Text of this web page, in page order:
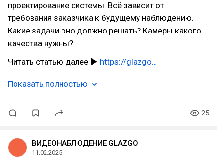
проектирование системы. Всё зависит от
требования заказчика к будущему наблюдению.
Какие задачи оно должно решать? Камеры какого
качества нужны?
Читать статью далее ► https://glazgo…
Показать полностью
25
ВИДЕОНАБЛЮДЕНИЕ GLAZGO
11.02.2025